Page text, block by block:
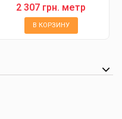
2 307 грн. метр
В КОРЗИНУ